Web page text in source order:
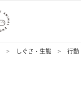
しぐさ・生態 行動